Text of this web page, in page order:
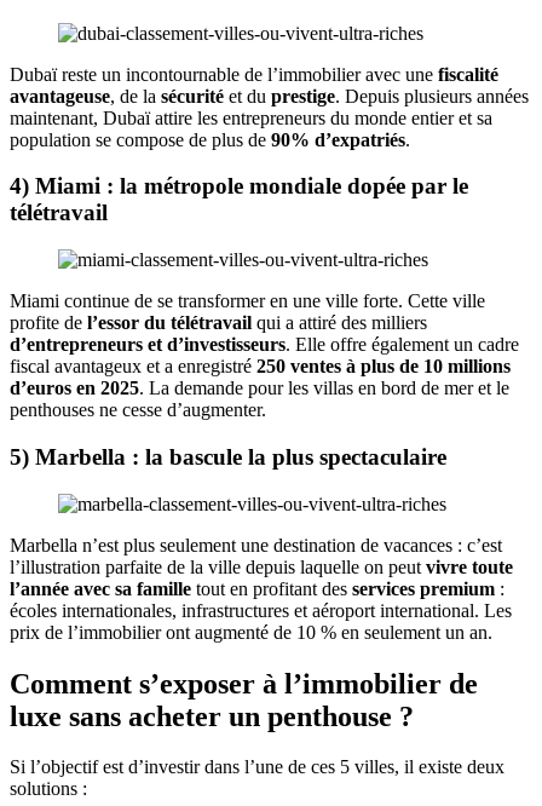
Dubaï reste un incontournable de l’immobilier avec une fiscalité
avantageuse, de la sécurité et du prestige. Depuis plusieurs années
maintenant, Dubaï attire les entrepreneurs du monde entier et sa
population se compose de plus de 90% d’expatriés.
4) Miami : la métropole mondiale dopée par le
télétravail
Miami continue de se transformer en une ville forte. Cette ville
profite de l’essor du télétravail qui a attiré des milliers
d’entrepreneurs et d’investisseurs. Elle offre également un cadre
fiscal avantageux et a enregistré 250 ventes à plus de 10 millions
d’euros en 2025. La demande pour les villas en bord de mer et le
penthouses ne cesse d’augmenter.
5) Marbella : la bascule la plus spectaculaire
Marbella n’est plus seulement une destination de vacances : c’est
l’illustration parfaite de la ville depuis laquelle on peut vivre toute
l’année avec sa famille tout en profitant des services premium :
écoles internationales, infrastructures et aéroport international. Les
prix de l’immobilier ont augmenté de 10 % en seulement un an.
Comment s’exposer à l’immobilier de
luxe sans acheter un penthouse ?
Si l’objectif est d’investir dans l’une de ces 5 villes, il existe deux
solutions :